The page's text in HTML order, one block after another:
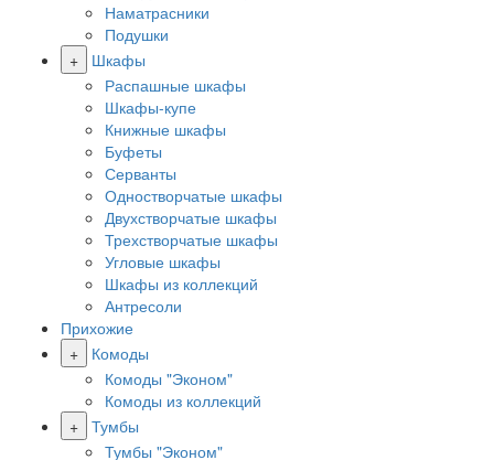
Наматрасники
Подушки
+
Шкафы
Распашные шкафы
Шкафы-купе
Книжные шкафы
Буфеты
Серванты
Одностворчатые шкафы
Двухстворчатые шкафы
Трехстворчатые шкафы
Угловые шкафы
Шкафы из коллекций
Антресоли
Прихожие
+
Комоды
Комоды "Эконом"
Комоды из коллекций
+ Тумбы
Тумбы "Эконом"